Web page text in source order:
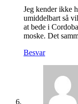
Jeg kender ikke
umiddelbart så
at bede i
moske. Det
Besvar